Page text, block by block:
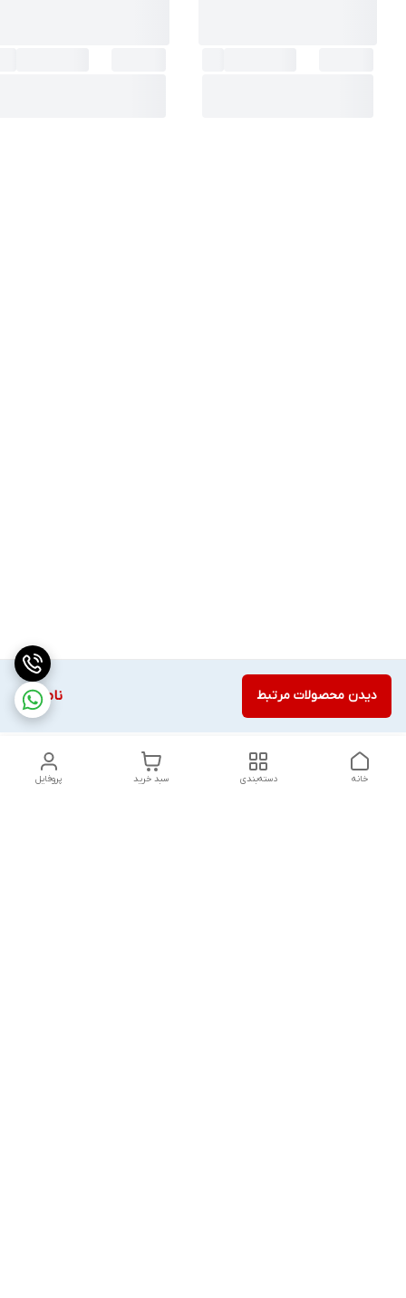
ناموجود دیدن محصولات مرتبط
پروفایل سبد خرید دسته‌بندی خانه